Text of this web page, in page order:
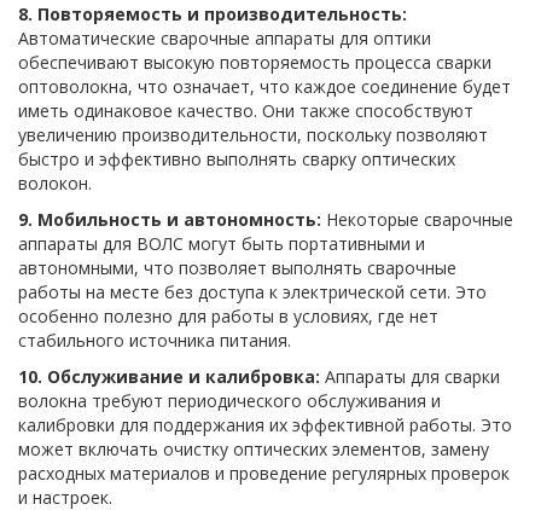
8. Повторяемость и производительность:
Автоматические сварочные аппараты для оптики
обеспечивают высокую повторяемость процесса сварки
оптоволокна, что означает, что каждое соединение будет
иметь одинаковое качество. Они также способствуют
увеличению производительности, поскольку позволяют
быстро и эффективно выполнять сварку оптических
волокон.
9. Мобильность и автономность: Некоторые сварочные
аппараты для ВОЛС могут быть портативными и
автономными, что позволяет выполнять сварочные
работы на месте без доступа к электрической сети. Это
особенно полезно для работы в условиях, где нет
стабильного источника питания.
10. Обслуживание и калибровка: Аппараты для сварки
волокна требуют периодического обслуживания и
калибровки для поддержания их эффективной работы. Это
может включать очистку оптических элементов, замену
расходных материалов и проведение регулярных проверок
и настроек.